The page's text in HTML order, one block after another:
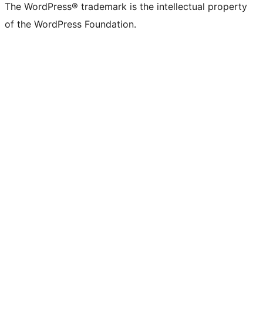
The WordPress® trademark is the intellectual property
of the WordPress Foundation.